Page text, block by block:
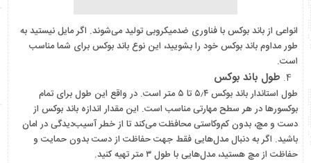
انواعی از باند بوکس با فناوری ضدمیکروبی تولید می‌شوند. اگر مایل نیستید به
طور مداوم باند بوکس خود را بشویید، این نوع باند بوکس برای شما مناسب
است.
طول باند بوکس
طول استاندار باند بوکس ۵٫۴ تا ۵ متر است. در واقع این طول برای تمام
بوکسورها در هر سطح مهارتی مناسب است. این مقدار اندازه باند بوکس از
دست و مچ، بدون کم‌وکاستی محافظت می‌کند تا از خطر آسیب‌دیدگی در امان
باشید. اگر به دنبال مدل‌هایی فقط جهت حفاظت از دست بدون حمایت و
حفاظت از مچ هستید، مدل‌هایی با طول ۳ متر تهیه کنید.